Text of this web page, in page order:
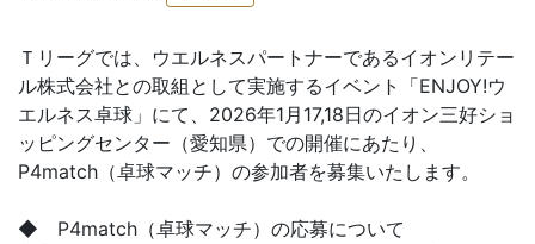
Ｔリーグでは、ウエルネスパートナーであるイオンリテー
ル株式会社との取組として実施するイベント「ENJOY!ウ
エルネス卓球」にて、2026年1月17,18日のイオン三好ショ
ッピングセンター（愛知県）での開催にあたり、
P4match（卓球マッチ）の参加者を募集いたします。
◆ P4match（卓球マッチ）の応募について